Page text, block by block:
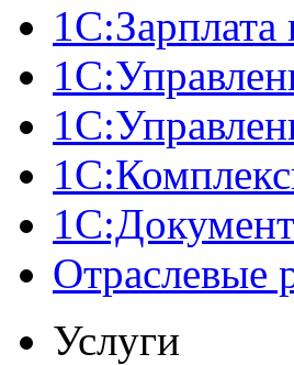
1С:Зарплата
Отраслевые
Услуги